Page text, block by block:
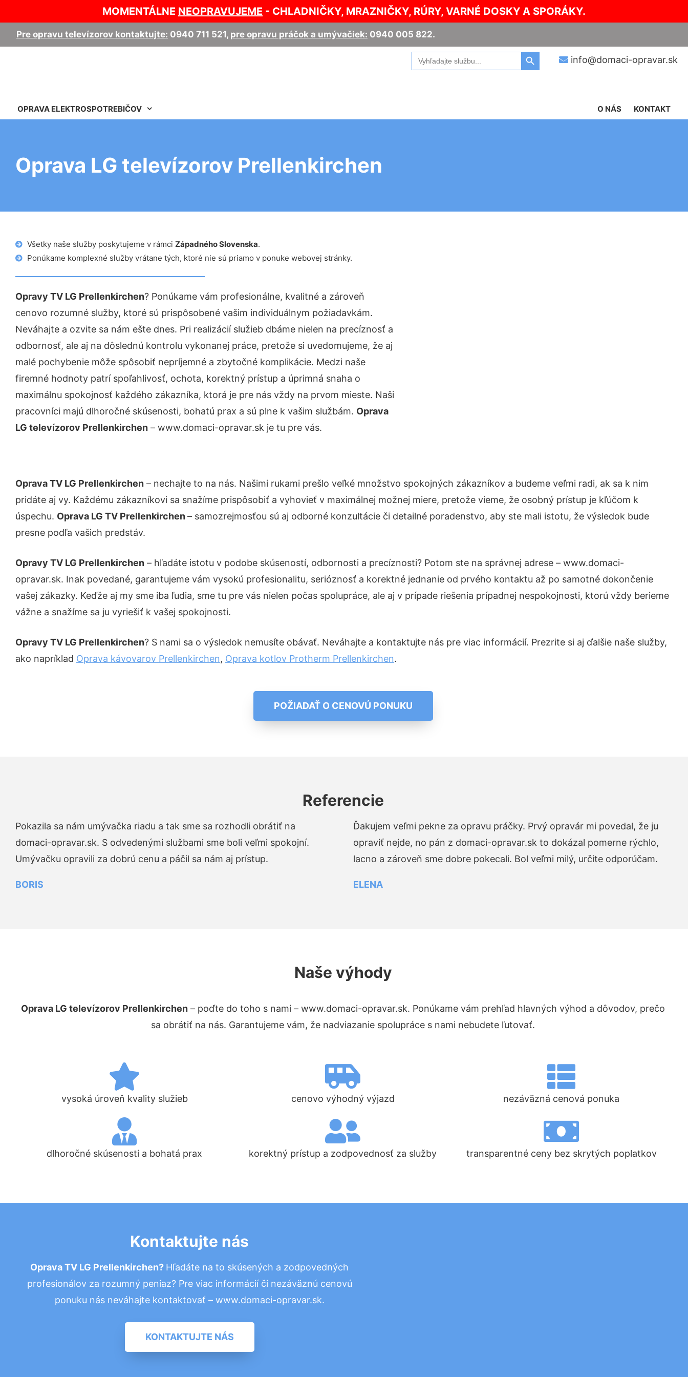
MOMENTÁLNE NEOPRAVUJEME - CHLADNIČKY, MRAZNIČKY, RÚRY, VARNÉ DOSKY A SPORÁKY.
Pre opravu televízorov kontaktujte: 0940 711 521, pre opravu práčok a umývačiek: 0940 005 822.
info@domaci-opravar.sk
Search
for:
Search Button
OPRAVA ELEKTROSPOTREBIČOV KONTAKT
O NÁS
Oprava LG televízorov Prellenkirchen
Všetky naše služby poskytujeme v rámci Západného Slovenska.
Ponúkame komplexné služby vrátane tých, ktoré nie sú priamo v ponuke webovej stránky.
Opravy TV LG Prellenkirchen? Ponúkame vám profesionálne, kvalitné a zároveň
cenovo rozumné služby, ktoré sú prispôsobené vašim individuálnym požiadavkám.
Neváhajte a ozvite sa nám ešte dnes. Pri realizácií služieb dbáme nielen na precíznosť a
odbornosť, ale aj na dôslednú kontrolu vykonanej práce, pretože si uvedomujeme, že aj
malé pochybenie môže spôsobiť nepríjemné a zbytočné komplikácie. Medzi naše
firemné hodnoty patrí spoľahlivosť, ochota, korektný prístup a úprimná snaha o
maximálnu spokojnosť každého zákazníka, ktorá je pre nás vždy na prvom mieste. Naši
pracovníci majú dlhoročné skúsenosti, bohatú prax a sú plne k vašim službám. Oprava
LG televízorov Prellenkirchen – www.domaci-opravar.sk je tu pre vás.
Oprava TV LG Prellenkirchen – nechajte to na nás. Našimi rukami prešlo veľké množstvo spokojných zákazníkov a budeme veľmi radi, ak sa k nim
pridáte aj vy. Každému zákazníkovi sa snažíme prispôsobiť a vyhovieť v maximálnej možnej miere, pretože vieme, že osobný prístup je kľúčom k
úspechu. Oprava LG TV Prellenkirchen– samozrejmosťou sú aj odborné konzultácie či detailné poradenstvo, aby ste mali istotu, že výsledok bude
presne podľa vašich predstáv.
Opravy TV LG Prellenkirchen – hľadáte istotu v podobe skúseností, odbornosti a precíznosti? Potom ste na správnej adrese – www.domaci-
opravar.sk. Inak povedané, garantujeme vám vysokú profesionalitu, serióznosť a korektné jednanie od prvého kontaktu až po samotné dokončenie
vašej zákazky. Keďže aj my sme iba ľudia, sme tu pre vás nielen počas spolupráce, ale aj v prípade riešenia prípadnej nespokojnosti, ktorú vždy berieme
vážne a snažíme sa ju vyriešiť k vašej spokojnosti.
Opravy TV LG Prellenkirchen? S nami sa o výsledok nemusíte obávať. Neváhajte a kontaktujte nás pre viac informácií. Prezrite si aj ďalšie naše služby,
ako napríklad Oprava kávovarov Prellenkirchen, Oprava kotlov Protherm Prellenkirchen.
POŽIADAŤ O CENOVÚ PONUKU
Referencie
Pokazila sa nám umývačka riadu a tak sme sa rozhodli obrátiť na
domaci-opravar.sk. S odvedenými službami sme boli veľmi spokojní.
Umývačku opravili za dobrú cenu a páčil sa nám aj prístup.
BORIS
Ďakujem veľmi pekne za opravu práčky. Prvý opravár mi povedal, že ju
opraviť nejde, no pán z domaci-opravar.sk to dokázal pomerne rýchlo,
lacno a zároveň sme dobre pokecali. Bol veľmi milý, určite odporúčam.
ELENA
Naše výhody
Oprava LG televízorov Prellenkirchen – poďte do toho s nami – www.domaci-opravar.sk. Ponúkame vám prehľad hlavných výhod a dôvodov, prečo
sa obrátiť na nás. Garantujeme vám, že nadviazanie spolupráce s nami nebudete ľutovať.
vysoká úroveň kvality služieb cenovo výhodný výjazd nezáväzná cenová ponuka
dlhoročné skúsenosti a bohatá prax korektný prístup a zodpovednosť za služby transparentné ceny bez skrytých poplatkov
Kontaktujte nás
Oprava TV LG Prellenkirchen? Hľadáte na to skúsených a zodpovedných
profesionálov za rozumný peniaz? Pre viac informácií či nezáväznú cenovú
ponuku nás neváhajte kontaktovať – www.domaci-opravar.sk.
KONTAKTUJTE NÁS